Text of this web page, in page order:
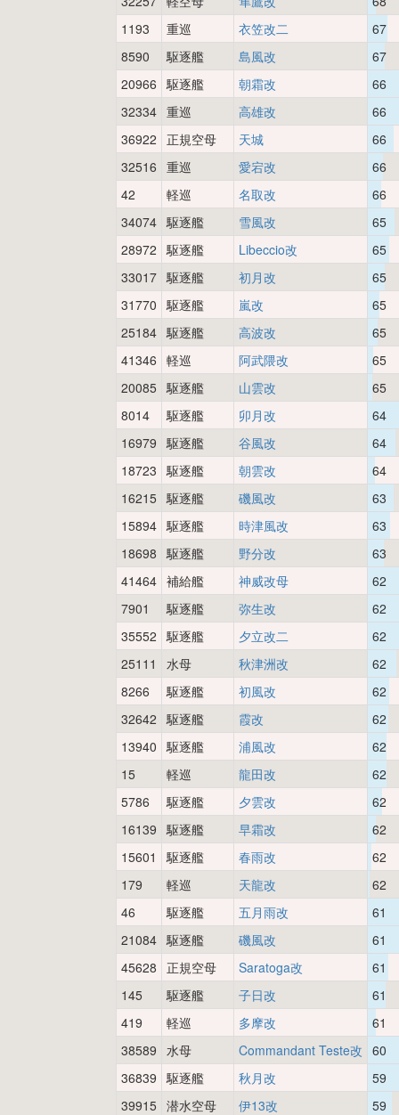
1193
重巡 衣笠改二
67
8590
駆逐艦 島風改
67
20966 駆逐艦 朝霜改
66
32334 重巡 高雄改
66
36922 正規空母 天城
66
32516 重巡 愛宕改
66
42
軽巡 名取改
66
34074 駆逐艦 雪風改
65
28972 駆逐艦 Libeccio改
65
33017 駆逐艦 初月改
65
31770 駆逐艦 嵐改
65
25184 駆逐艦 高波改
65
41346 軽巡 阿武隈改
65
20085 駆逐艦 山雲改
65
8014
駆逐艦 卯月改
64
16979 駆逐艦 谷風改
64
18723 駆逐艦 朝雲改
64
16215 駆逐艦 磯風改
63
15894 駆逐艦 時津風改
63
18698 駆逐艦 野分改
63
41464 補給艦 神威改母
62
7901
駆逐艦 弥生改
62
35552 駆逐艦 夕立改二
62
25111
水母 秋津洲改
62
8266
駆逐艦 初風改
62
32642 駆逐艦 霞改
62
13940 駆逐艦 浦風改
62
15
軽巡 龍田改
62
5786
駆逐艦 夕雲改
62
16139 駆逐艦 早霜改
62
15601
駆逐艦 春雨改
62
179
軽巡 天龍改
62
46
駆逐艦 五月雨改
61
21084 駆逐艦 磯風改
61
45628 正規空母 Saratoga改
61
145
駆逐艦 子日改
61
419
軽巡 多摩改
61
38589 水母 Commandant Teste改 60
36839 駆逐艦 秋月改
59
39915 潜水空母 伊13改
59